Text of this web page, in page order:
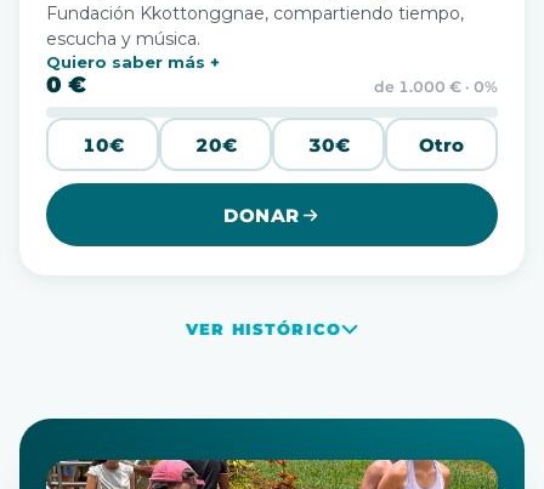
Fundación Kkottonggnae, compartiendo tiempo,
escucha y música.
Quiero saber más
0 € de 1.000 € · 0%
10€ 20€ 30€ Otro
DONAR
VER HISTÓRICO